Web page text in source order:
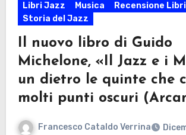
Libri Jazz
Musica
Recensione Libri
Storia del Jazz
Il nuovo libro di Guido
Michelone, «Il Jazz e i
un dietro le quinte che
molti punti oscuri
Francesco Cataldo Verrina